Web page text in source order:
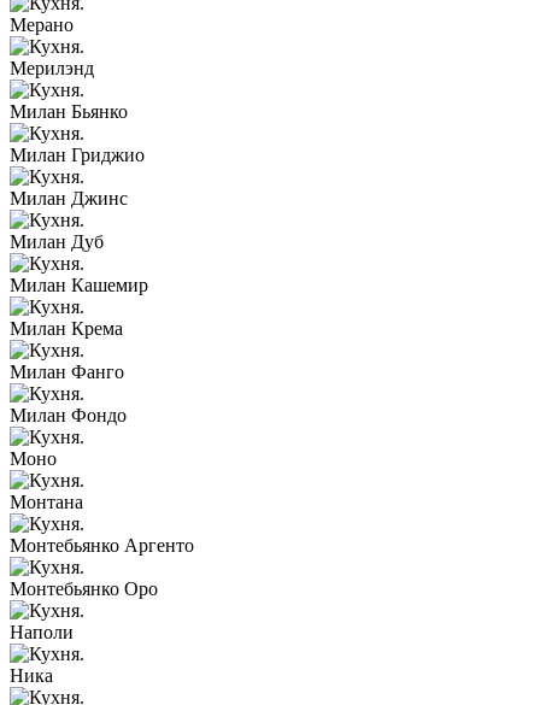
Мерано
Мерилэнд
Милан Бьянко
Милан Гриджио
Милан Джинс
Милан Дуб
Милан Кашемир
Милан Крема
Милан Фанго
Милан Фондо
Моно
Монтана
Монтебьянко Аргенто
Монтебьянко Оро
Наполи
Ника